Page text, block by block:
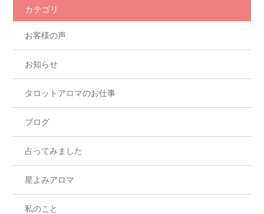
o
o
k
カテゴリ
お客様の声
お知らせ
タロットアロマのお仕事
ブログ
占ってみました
星よみアロマ
私のこと